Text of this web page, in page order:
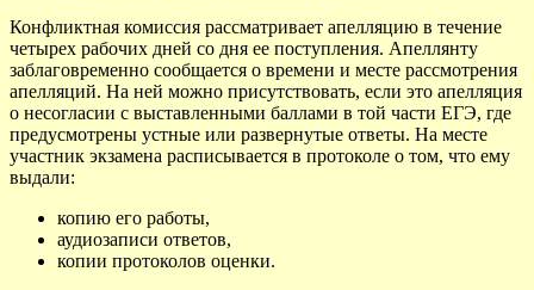
Конфликтная комиссия рассматривает апелляцию в течение
четырех рабочих дней со дня ее поступления. Апеллянту
заблаговременно сообщается о времени и месте рассмотрения
апелляций. На ней можно присутствовать, если это апелляция
о несогласии с выставленными баллами в той части ЕГЭ, где
предусмотрены устные или развернутые ответы. На месте
участник экзамена расписывается в протоколе о том, что ему
выдали:
копию его работы,
аудиозаписи ответов,
копии протоколов оценки.